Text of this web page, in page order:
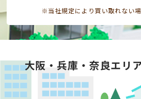
※当社規定により買い取れない
大阪・兵庫・奈良エリ